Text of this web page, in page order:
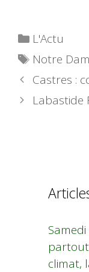
Catégories
L'Actu
Étiquettes
Notre
Castres :
Labastide
climat,